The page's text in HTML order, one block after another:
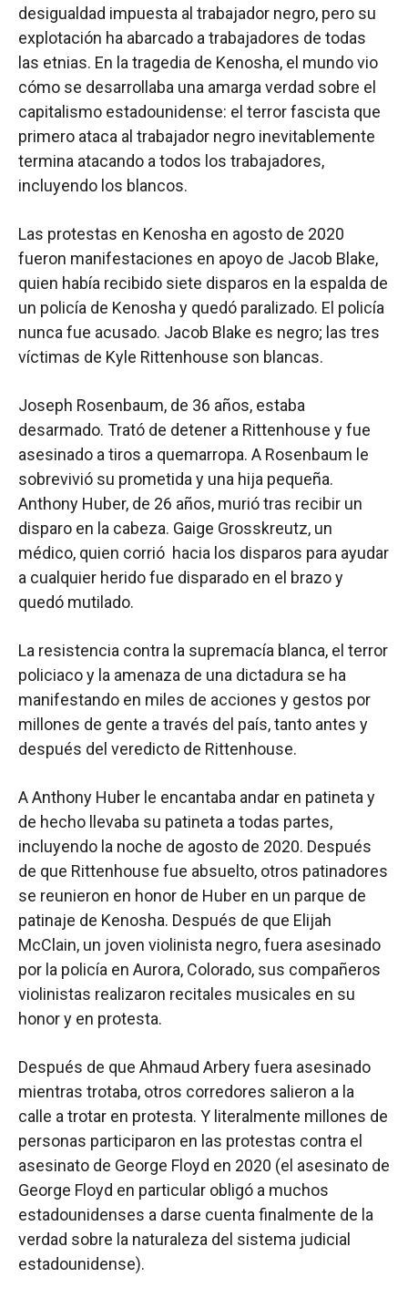
desigualdad impuesta al trabajador negro, pero su
explotación ha abarcado a trabajadores de todas
las etnias. En la tragedia de Kenosha, el mundo vio
cómo se desarrollaba una amarga verdad sobre el
capitalismo estadounidense: el terror fascista que
primero ataca al trabajador negro inevitablemente
termina atacando a todos los trabajadores,
incluyendo los blancos.
Las protestas en Kenosha en agosto de 2020
fueron manifestaciones en apoyo de Jacob Blake,
quien había recibido siete disparos en la espalda de
un policía de Kenosha y quedó paralizado. El policía
nunca fue acusado. Jacob Blake es negro; las tres
víctimas de Kyle Rittenhouse son blancas.
Joseph Rosenbaum, de 36 años, estaba
desarmado. Trató de detener a Rittenhouse y fue
asesinado a tiros a quemarropa. A Rosenbaum le
sobrevivió su prometida y una hija pequeña.
Anthony Huber, de 26 años, murió tras recibir un
disparo en la cabeza. Gaige Grosskreutz, un
médico, quien corrió hacia los disparos para ayudar
a cualquier herido fue disparado en el brazo y
quedó mutilado.
La resistencia contra la supremacía blanca, el terror
policiaco y la amenaza de una dictadura se ha
manifestando en miles de acciones y gestos por
millones de gente a través del país, tanto antes y
después del veredicto de Rittenhouse.
A Anthony Huber le encantaba andar en patineta y
de hecho llevaba su patineta a todas partes,
incluyendo la noche de agosto de 2020. Después
de que Rittenhouse fue absuelto, otros patinadores
se reunieron en honor de Huber en un parque de
patinaje de Kenosha. Después de que Elijah
McClain, un joven violinista negro, fuera asesinado
por la policía en Aurora, Colorado, sus compañeros
violinistas realizaron recitales musicales en su
honor y en protesta.
Después de que Ahmaud Arbery fuera asesinado
mientras trotaba, otros corredores salieron a la
calle a trotar en protesta. Y literalmente millones de
personas participaron en las protestas contra el
asesinato de George Floyd en 2020 (el asesinato de
George Floyd en particular obligó a muchos
estadounidenses a darse cuenta finalmente de la
verdad sobre la naturaleza del sistema judicial
estadounidense).